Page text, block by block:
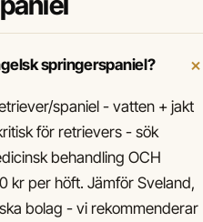
springerspaniel?
spaniel - vatten + jakt
för retrievers - sök
behandling OCH
kr per höft. Jämför Sveland,
bolag - vi rekommenderar